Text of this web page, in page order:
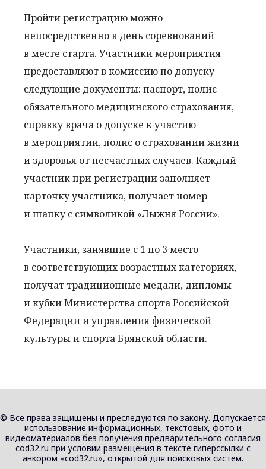
Пройти регистрацию можно
непосредственно в день соревнований
в месте старта. Участники мероприятия
предоставляют в комиссию по допуску
следующие документы: паспорт, полис
обязательного медицинского страхования,
справку врача о допуске к участию
в мероприятии, полис о страховании жизни
и здоровья от несчастных случаев. Каждый
участник при регистрации заполняет
карточку участника, получает номер
и шапку с символикой «Лыжня России».
Участники, занявшие с 1 по 3 место
в соответствующих возрастных категориях,
получат традиционные медали, дипломы
и кубки Министерства спорта Российской
Федерации и управления физической
культуры и спорта Брянской области.
© Все права защищены и преследуются по закону. Допускается
использование информационных, текстовых, фото и
видеоматериалов без получения предварительного согласия
cod32.ru при условии размещения в тексте гиперссылки с
анкором «cod32.ru», открытой для поисковых систем.